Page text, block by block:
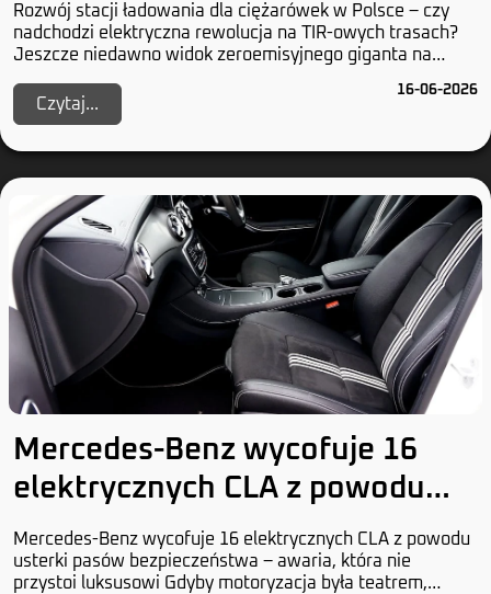
Rozwój stacji ładowania dla ciężarówek w Polsce – czy
nadchodzi elektryczna rewolucja na TIR-owych trasach?
Jeszcze niedawno widok zeroemisyjnego giganta na
Czytaj...
16-06-2026
Mercedes-Benz wycofuje 16
elektrycznych CLA z powodu
usterki pasów bezpieczeństwa
Mercedes-Benz wycofuje 16 elektrycznych CLA z powodu
usterki pasów bezpieczeństwa – awaria, która nie
przystoi luksusowi Gdyby motoryzacja była teatrem,